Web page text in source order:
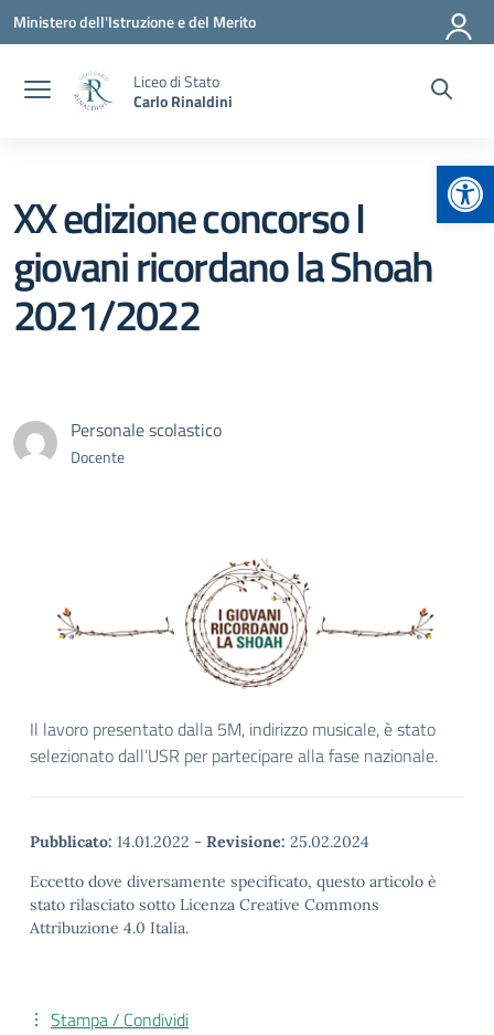
Vai ai contenuti
Vai al menu di navigazione
Vai al footer
Ministero dell'Istruzione e del Merito
Liceo di Stato
Carlo Rinaldini
XX edizione concorso I
giovani ricordano la Shoah
2021/2022
Personale scolastico
Docente
Il lavoro presentato dalla 5M, indirizzo musicale, è stato
selezionato dall’USR per partecipare alla fase nazionale.
Pubblicato: 14.01.2022 - Revisione: 25.02.2024
Eccetto dove diversamente specificato, questo articolo è
stato rilasciato sotto Licenza Creative Commons
Attribuzione 4.0 Italia.
Stampa / Condividi